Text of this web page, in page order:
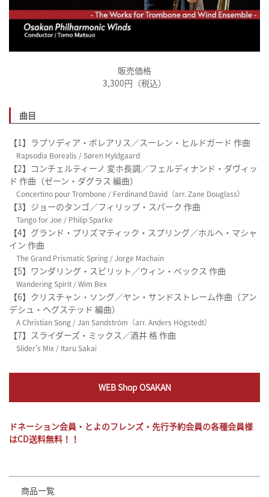
販売価格
3,300円（税込）
曲目
【1】ラプソディア・ボレアリス／スーレン・ヒルドガード 作曲
Rapsodia Borealis / Søren Hyldgaard
【2】コンチェルティーノ 変ホ長調／フェルディナンド・ダヴィッ
ド 作曲（ゼーン・ダグラス 編曲）
Concertino pour Trombone / Ferdinand David（arr. Zane Douglass）
【3】ジョーのタンゴ／フィリップ・スパーク 作曲
Tango for Joe / Philip Sparke
【4】グランド・プリズマティック・スプリング／ホルヘ・マシャ
イン 作曲
The Grand Prismatic Spring / Jorge Machain
【5】ワンダリング・スピリット／ウィン・ベックス 作曲
Wandering Spirit / Wim Bex
【6】クリスチャン・ソング／ヤン・サンドストレーム作曲（アン
デシュ・ヘグステッド 編曲）
A Christian Song / Jan Sandström（arr. Anders Högstedt）
【7】スライダーズ・ミックス／酒井 格 作曲
Slider’s Mix / Itaru Sakai
WEB Shop OSAKAN
ドネーション会員・とよのフレンズ・先行予約会員の各種会員様
はCD送料無料！！
商品一覧